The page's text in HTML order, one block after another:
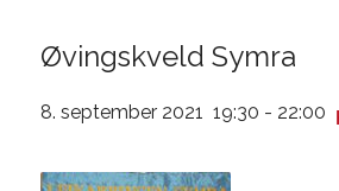
Øvingskveld Symra
8. september 2021 19:30 - 22:00